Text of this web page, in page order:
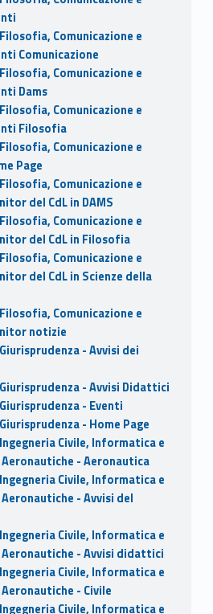
Comunicazione e
Comunicazione
Comunicazione e
Dams
Comunicazione e
Filosofia
Comunicazione e
Page
Comunicazione e
del CdL in DAMS
Comunicazione e
del CdL in Filosofia
Comunicazione e
del CdL in Scienze della
Comunicazione e
notizie
- Avvisi dei
- Avvisi Didattici
- Eventi
- Home Page
Civile, Informatica e
- Aeronautica
Civile, Informatica e
- Avvisi del
Civile, Informatica e
- Avvisi didattici
Civile, Informatica e
- Civile
Civile, Informatica e